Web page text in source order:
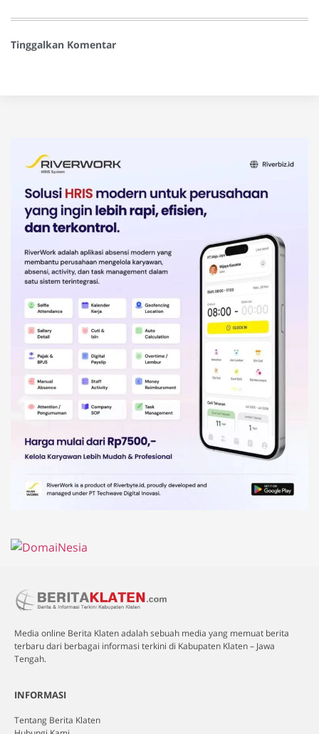
Tinggalkan Komentar
Media online Berita Klaten adalah sebuah media yang memuat berita
terbaru dari berbagai informasi terkini di Kabupaten Klaten – Jawa
Tengah.
INFORMASI
Tentang Berita Klaten